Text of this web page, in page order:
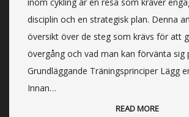
disciplin och en strategisk plan. Denna
översikt över de steg som krävs för att
övergång och vad man kan förvänta sig
Grundläggande Träningsprinciper Lägg
Innan…
READ MORE